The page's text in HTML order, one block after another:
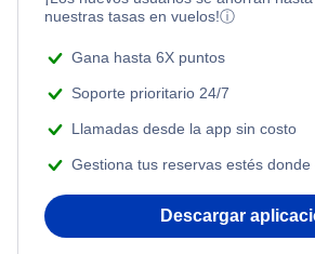
Block Island Vuelos
Marthas Vineyard Vuelos
nuestras tasas en vuelos!ⓘ
Gana hasta 6X puntos
Soporte prioritario 24/7
Llamadas desde la app sin costo
Gestiona tus reservas estés donde
Descargar